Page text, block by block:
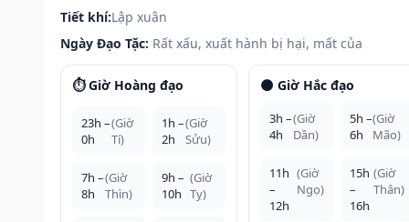
Tiết khí:Lập xuân
Ngày Đạo Tặc: Rất xấu, xuất hành bị hại, mất của
⏱️ Giờ Hoàng đạo
23h –
0h
(Giờ
Tí)
1h –
2h
(Giờ
Sửu)
7h –
8h
(Giờ
Thìn)
9h –
10h
(Giờ
Tỵ)
🌑 Giờ Hắc đạo
3h –
4h
(Giờ
Dần)
5h –
6h
(Giờ
Mão)
11h
–
12h
(Giờ
Ngọ)
15h
–
16h
(Giờ
Thân)